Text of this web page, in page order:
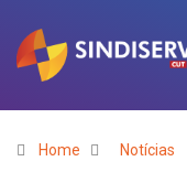
Home Notícias